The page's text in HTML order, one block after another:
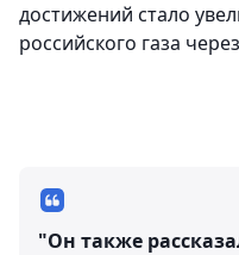
достижений стало
российского газа
"Он также